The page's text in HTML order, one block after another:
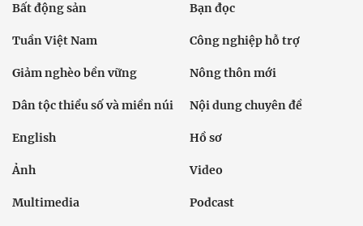
Bất động sản Bạn đọc
Tuần Việt Nam Công nghiệp hỗ trợ
Giảm nghèo bền vững Nông thôn mới
Dân tộc thiểu số và miền núi Nội dung chuyên đề
English Hồ sơ
Ảnh Video
Multimedia Podcast